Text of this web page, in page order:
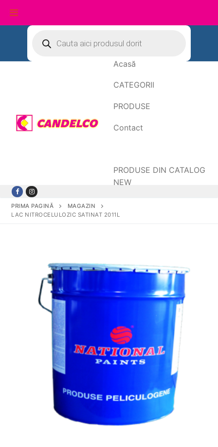
conținut
search
Acasă
CATEGORII
PRODUSE
Contact
PRODUSE DIN CATALOG
NEW
PRIMA PAGINĂ
MAGAZIN
LAC NITROCELULOZIC SATINAT 2011L